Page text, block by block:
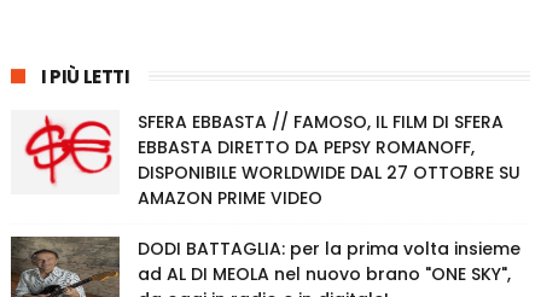
I PIÙ LETTI
SFERA EBBASTA // FAMOSO, IL FILM DI SFERA
EBBASTA DIRETTO DA PEPSY ROMANOFF,
DISPONIBILE WORLDWIDE DAL 27 OTTOBRE SU
AMAZON PRIME VIDEO
DODI BATTAGLIA: per la prima volta insieme
ad AL DI MEOLA nel nuovo brano "ONE SKY",